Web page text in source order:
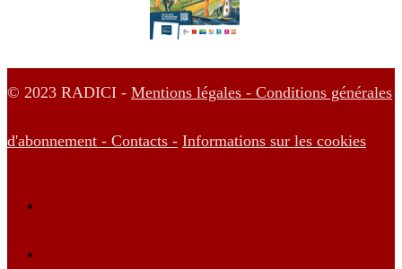
© 2023 RADICI - Mentions légales - Conditions générales
d'abonnement - Contacts - Informations sur les cookies